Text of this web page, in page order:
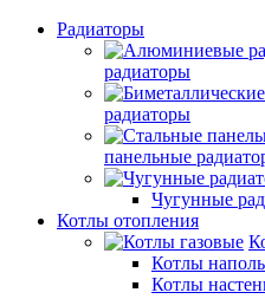
Радиаторы
радиаторы
радиаторы
панельные
Чугунные
Котлы отопления
Котлы
Котлы